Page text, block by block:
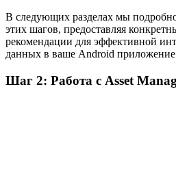
В следующих разделах мы
этих шагов, предоставляя
рекомендации для эффективной
данных в ваше Android
Шаг 2: Работа с Asset